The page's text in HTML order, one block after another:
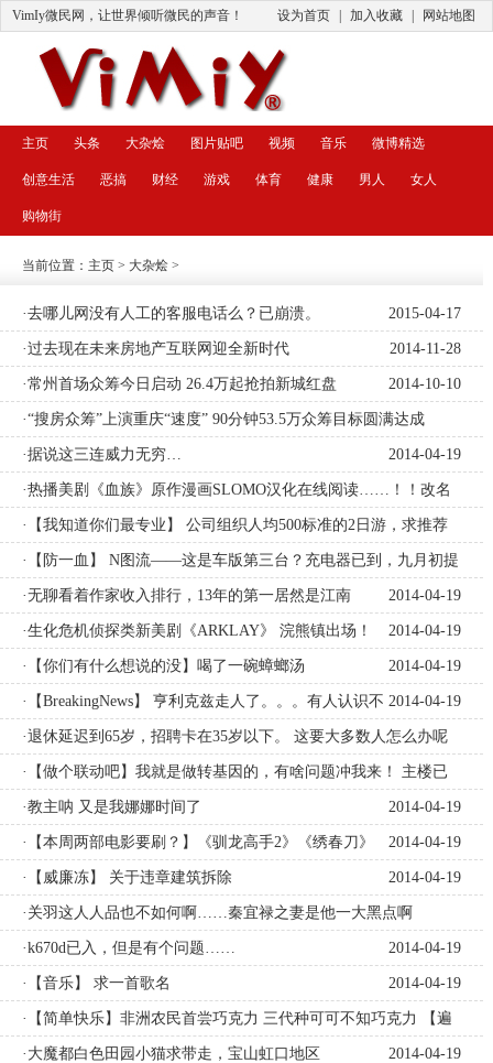
VimIy微民网，让世界倾听微民的声音！ 设为首页 加入收藏 网站地图
主页 头条 大杂烩 图片贴吧 视频 音乐 微博精选
创意生活 恶搞 财经 游戏 体育 健康 男人 女人
购物街
当前位置： 主页 > 大杂烩 >
·去哪儿网没有人工的客服电话么？已崩溃。 2015-04-17
·过去现在未来房地产互联网迎全新时代 2014-11-28
·常州首场众筹今日启动 26.4万起抢拍新城红盘 2014-10-10
·“搜房众筹”上演重庆“速度” 90分钟53.5万众筹目标圆满达成
2014-09-29
·据说这三连威力无穷… 2014-04-19
·热播美剧《血族》原作漫画SLOMO汉化在线阅读……！！改名
啦改名啦！！
2014-04-19
·【我知道你们最专业】 公司组织人均500标准的2日游，求推荐
地点
2014-04-19
·【防一血】 N图流——这是车版第三台？充电器已到，九月初提
车，可免购置税！
2014-04-19
·无聊看着作家收入排行，13年的第一居然是江南 2014-04-19
·生化危机侦探类新美剧《ARKLAY》 浣熊镇出场！ 2014-04-19
·【你们有什么想说的没】喝了一碗蟑螂汤 2014-04-19
·【BreakingNews】 亨利克兹走人了。。。有人认识不 2014-04-19
·退休延迟到65岁，招聘卡在35岁以下。 这要大多数人怎么办呢
2014-04-19
·【做个联动吧】我就是做转基因的，有啥问题冲我来！ 主楼已
更新常见问题索引！楼主已经停止贴子内继续回复
2014-04-19
·教主呐 又是我娜娜时间了 2014-04-19
·【本周两部电影要刷？】《驯龙高手2》《绣春刀》 2014-04-19
·【威廉冻】 关于违章建筑拆除 2014-04-19
·关羽这人人品也不如何啊……秦宜禄之妻是他一大黑点啊
2014-04-19
·k670d已入，但是有个问题…… 2014-04-19
·【音乐】 求一首歌名 2014-04-19
·【简单快乐】非洲农民首尝巧克力 三代种可可不知巧克力 【遍
身罗绮者 不是养蚕人】
·大魔都白色田园小猫求带走，宝山虹口地区 2014-04-19